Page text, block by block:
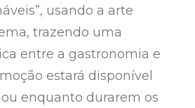
usando a arte
trazendo uma
entre a gastronomia e
estará disponível
enquanto durarem os